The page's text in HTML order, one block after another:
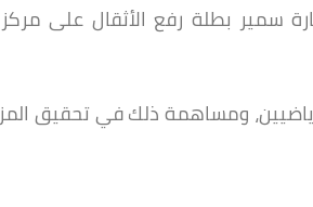
سمير بطلة رفع الأثقال على
ومساهمة ذلك في تحقيق